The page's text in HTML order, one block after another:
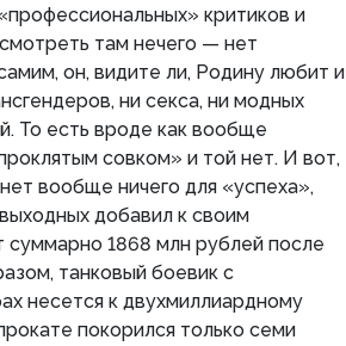
критиков и
там нечего — нет
он, видите ли, Родину любит и
ни секса, ни модных
То есть вроде как вообще
совком» и той нет. И вот,
вообще ничего для «успеха»,
добавил к своим
суммарно 1868 млн рублей после
танковый боевик с
несется к двухмиллиардному
покорился только семи